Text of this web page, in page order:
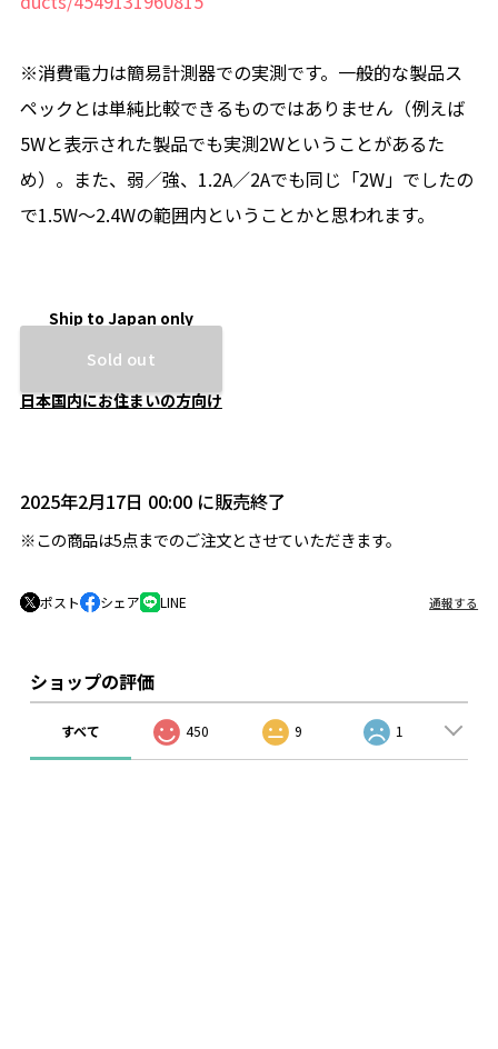
※消費電力は簡易計測器での実測です。一般的な製品ス
ペックとは単純比較できるものではありません（例えば
5Wと表示された製品でも実測2Wということがあるた
め）。また、弱／強、1.2A／2Aでも同じ「2W」でしたの
で1.5W～2.4Wの範囲内ということかと思われます。
Ship to Japan only
Sold out
日本国内にお住まいの方向け
2025年2月17日 00:00 に販売終了
※この商品は5点までのご注文とさせていただきます。
ポスト シェア LINE 通報する
ショップの評価
すべて 450 9 1